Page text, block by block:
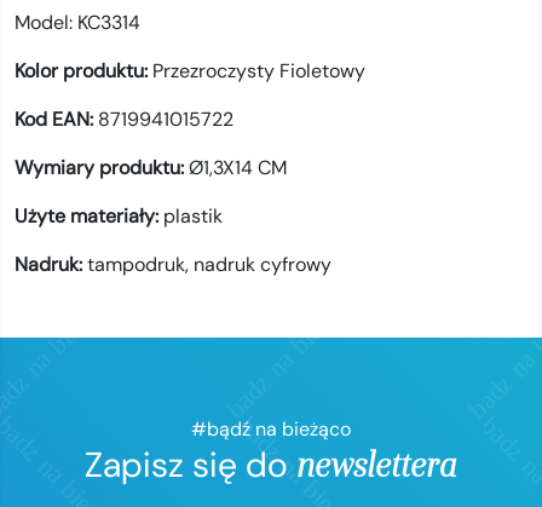
Model: KC3314
Kolor produktu: Przezroczysty Fioletowy
Kod EAN: 8719941015722
Wymiary produktu:Ø1,3X14 CM
Użyte materiały: plastik
Nadruk:tampodruk, nadruk cyfrowy
#bądź na bieżąco
Zapisz się do newslettera